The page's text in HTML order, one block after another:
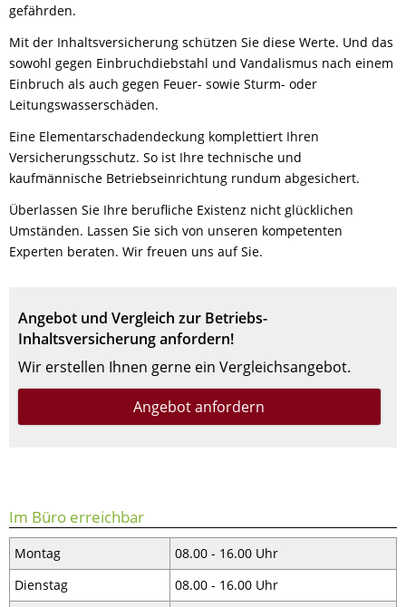
gefährden.
Mit der Inhaltsversicherung schützen Sie diese Werte. Und das
sowohl gegen Einbruchdiebstahl und Vandalismus nach einem
Einbruch als auch gegen Feuer- sowie Sturm- oder
Leitungswasserschäden.
Eine Elementarschadendeckung komplettiert Ihren
Versicherungsschutz. So ist Ihre technische und
kaufmännische Betriebseinrichtung rundum abgesichert.
Überlassen Sie Ihre berufliche Existenz nicht glücklichen
Umständen. Lassen Sie sich von unseren kompetenten
Experten beraten. Wir freuen uns auf Sie.
Angebot und Vergleich zur Betriebs-
Inhaltsversicherung anfordern!
Wir erstellen Ihnen gerne ein Vergleichsangebot.
Angebot anfordern
Im Büro erreichbar
Montag
08.00 - 16.00 Uhr
Dienstag
08.00 - 16.00 Uhr